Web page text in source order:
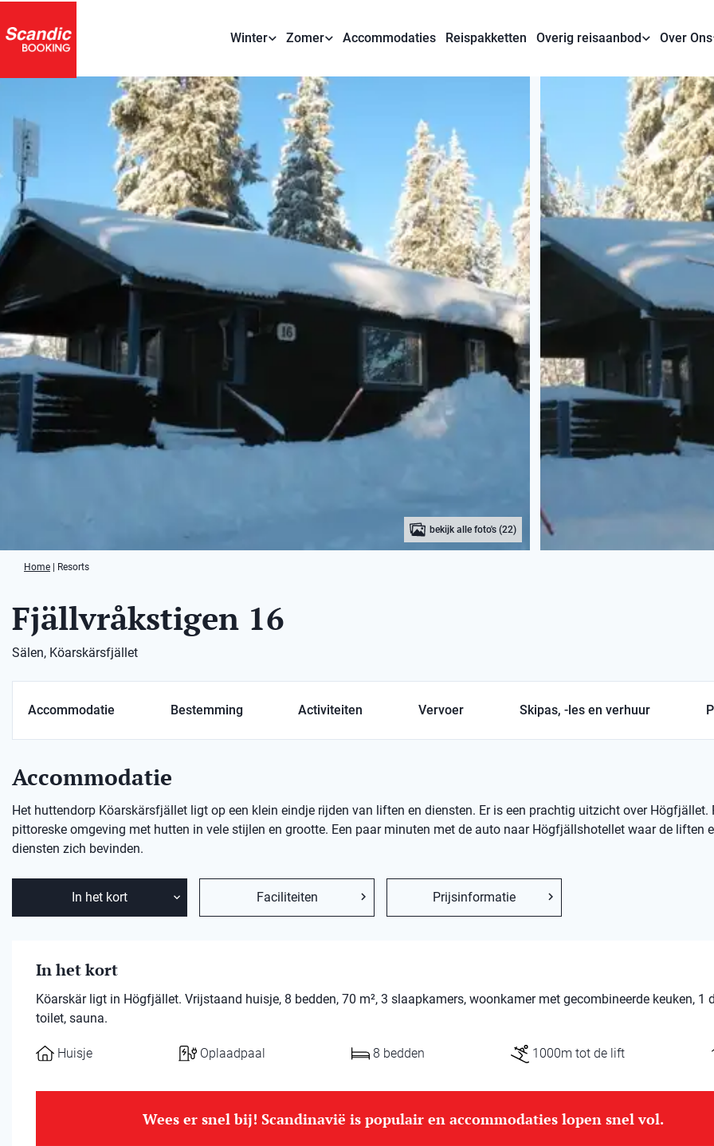
Winter Zomer Accommodaties Reispakketten Overig reisaanbod Over Ons
bekijk alle foto's (22)
Home Resorts
Fjällvråkstigen 16
Sälen, Köarskärsfjället
Accommodatie Bestemming Activiteiten Vervoer Skipas, -les en verhuur
Accommodatie
Het huttendorp Köarskärsfjället ligt op een klein eindje rijden van liften en diensten. Er is een prachtig uitzicht over Högfjället.
pittoreske omgeving met hutten in vele stijlen en grootte. Een paar minuten met de auto naar Högfjällshotellet waar de liften
diensten zich bevinden.
In het kort Faciliteiten Prijsinformatie
In het kort
Köarskär ligt in Högfjället. Vrijstaand huisje, 8 bedden, 70 m², 3 slaapkamers, woonkamer met gecombineerde keuken, 1
toilet, sauna.
Huisje Oplaadpaal 8 bedden 1000m tot de lift
Wees er snel bij! Scandinavië is populair en accommodaties lopen snel vol.